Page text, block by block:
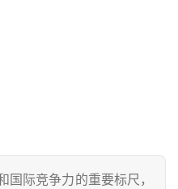
际竞争力的重要标尺，